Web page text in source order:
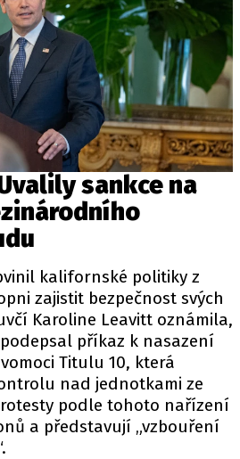
sankce na
kalifornské politiky z
zajistit bezpečnost svých
Karoline Leavitt oznámila,
příkaz k nasazení
Titulu 10, která
nad jednotkami ze
podle tohoto nařízení
a představují „vzbouření